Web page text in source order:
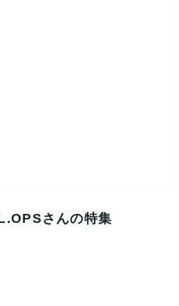
さんの特集